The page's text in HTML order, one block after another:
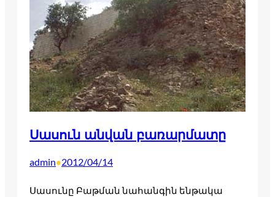
Սասուն անվան բառարմատը
admin•2012/04/14
Սասունը Բաթման նահանգին ենթակա